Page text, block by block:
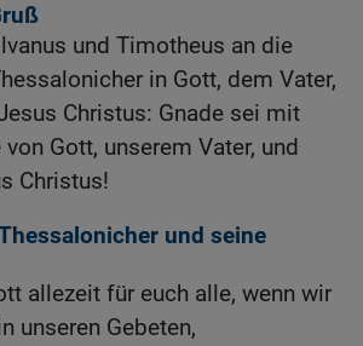
und Timotheus an die
in Gott, dem Vater,
Christus: Gnade sei mit
Gott, unserem Vater, und
Christus!
und seine
allezeit für euch alle, wenn wir
unseren Gebeten,